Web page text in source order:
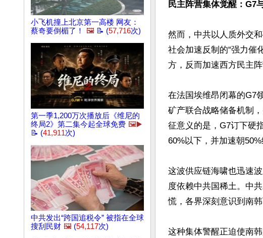
小飞机撞上北京第一高楼 网友：
蔡奇要倒楣了！
🖼️ 📝 (57,716次)
第一季1,200万次播放后《维尼的
终局2》第二集今起全球免费 🖼️▶️
📝 (41,911次)
中共发出“跨国追税令” 被指在全球
搜刮民财 🖼️ (54,117次)
民主阵营集体觉醒：G7
然而，中共以人质外交
社会加速反制的“强力催
方，反而加速西方民主
在法国埃维昂闭幕的G7
矿产联合战略储备机制
征意义的是，G7订下硬
60%以下，并加速朝
这波供应链海啸也迅速
度依赖中共国稀土。中
慌，各界深刻意识到南
这种集体警醒正迫使南